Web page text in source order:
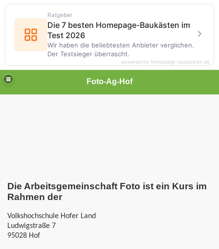
Foto-Ag-Hof
Die Arbeitsgemeinschaft Foto ist ein Kurs im
Rahmen der
Volkshochschule Hofer Land
Ludwigstraße 7
95028 Hof
Ratgeber
Die 7 besten Homepage-Baukästen im
Test 2026
Wir haben die beliebtesten Anbieter verglichen.
Der Testsieger überrascht.
powered by homepage-baukasten.de